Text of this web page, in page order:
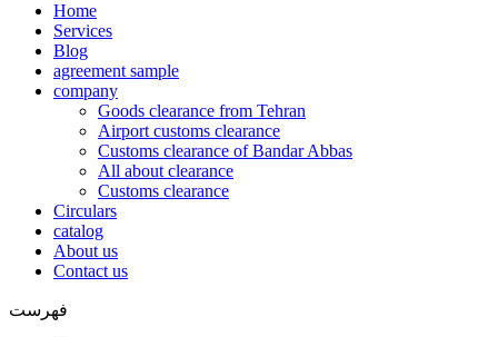
Home
Services
Blog
agreement sample
company
Goods clearance from Tehran
Airport customs clearance
Customs clearance of Bandar Abbas
All about clearance
Customs clearance
Circulars
catalog
About us
Contact us
فهرست